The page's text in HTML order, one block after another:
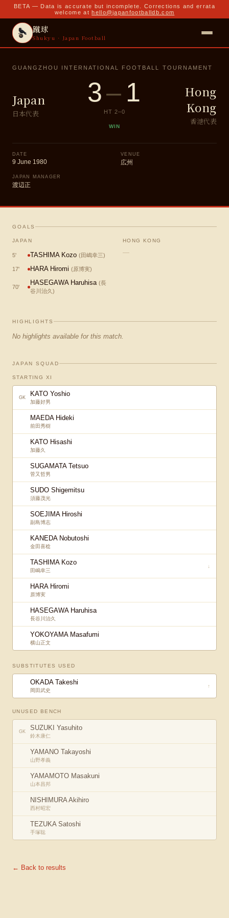
BETA — Data is accurate but incomplete. Corrections and errata
welcome at hello@japanfootballdb.com
蹴球
Shukyu · Japan Football
GUANGZHOU INTERNATIONAL FOOTBALL TOURNAMENT
Japan
日本代表
3– 1
HT 2–0
WIN
Hong
Kong
香港代表
DATE
9 June 1980
VENUE
広州
JAPAN MANAGER
渡辺正
GOALS
JAPAN
5' TASHIMA Kozo (田嶋幸三)
17' HARA Hiromi (原博実)
70'
HASEGAWA Haruhisa (長
谷川治久 )
HONG KONG
—
HIGHLIGHTS
No highlights available for this match.
JAPAN SQUAD
STARTING XI
GK KATO Yoshio
加藤好男
MAEDA Hideki
前田秀樹
KATO Hisashi
加藤久
SUGAMATA Tetsuo
菅又哲男
SUDO Shigemitsu
須藤茂光
SOEJIMA Hiroshi
副島博志
KANEDA Nobutoshi
金田喜稔
TASHIMA Kozo
田嶋幸三
↓
HARA Hiromi
原博実
HASEGAWA Haruhisa
長谷川治久
YOKOYAMA Masafumi
横山正文
SUBSTITUTES USED
OKADA Takeshi
岡田武史
↑
UNUSED BENCH
GK SUZUKI Yasuhito
鈴木康仁
YAMANO Takayoshi
山野孝義
YAMAMOTO Masakuni
山本昌邦
NISHIMURA Akihiro
西村昭宏
TEZUKA Satoshi
手塚聡
← Back to results